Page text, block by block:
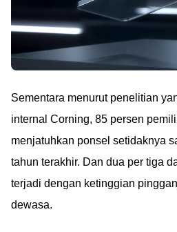
Sementara menurut penelitian
internal Corning, 85 persen
menjatuhkan ponsel setidaknya
tahun terakhir. Dan dua per tiga
terjadi dengan ketinggian
dewasa.